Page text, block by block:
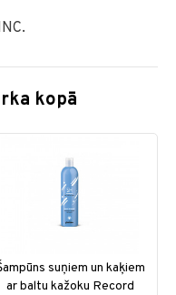
kopā
suņiem un kaķiem
ar baltu kažoku Record